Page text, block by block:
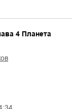
4 Планета